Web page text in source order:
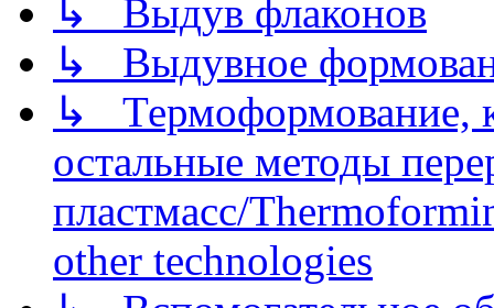
↳ Выдув флаконов
↳ Выдувное
↳ Термоформование,
остальные методы
пластмасс/
other technologies